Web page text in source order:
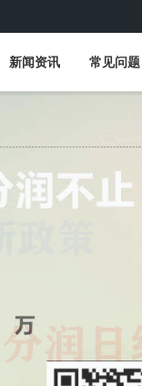
新闻资讯 常见问题